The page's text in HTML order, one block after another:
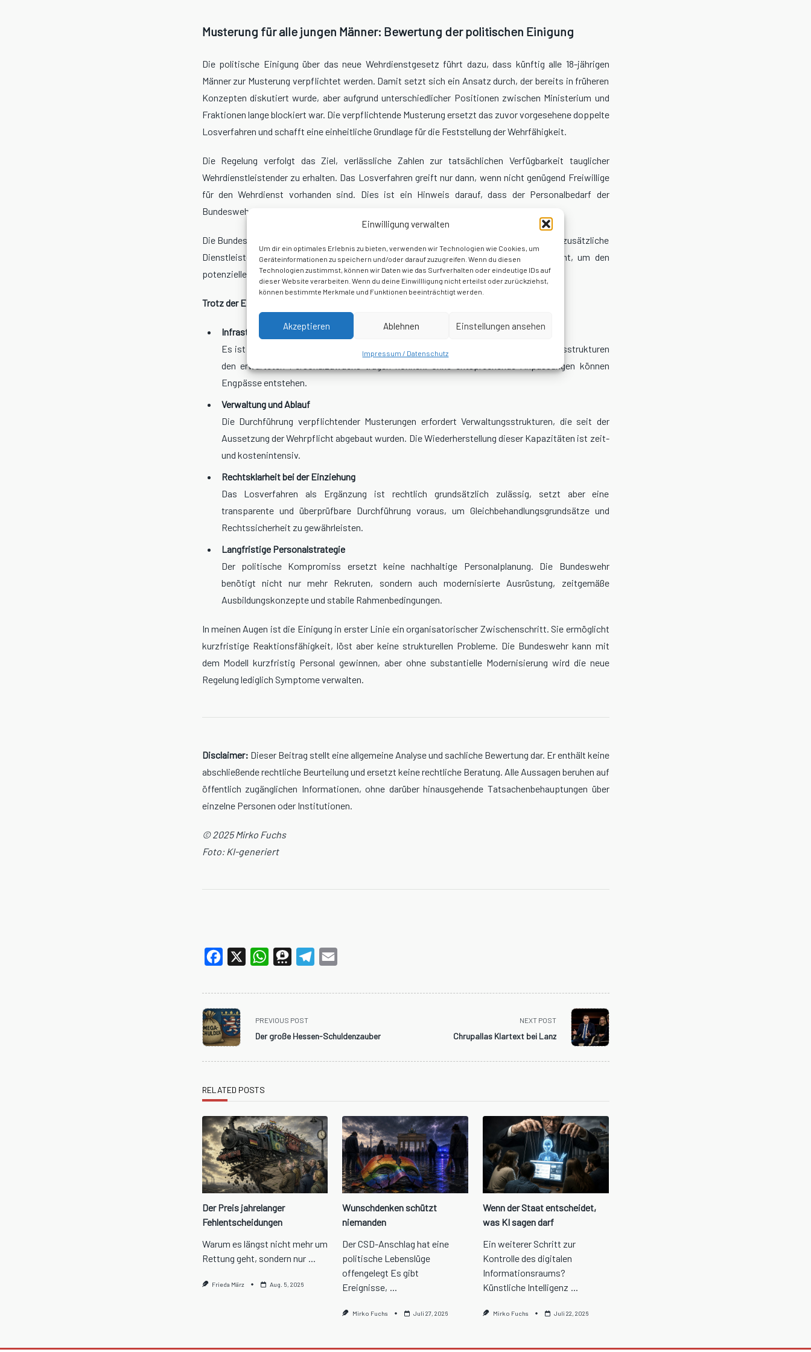
Einwilligung verwalten
Um dir ein optimales Erlebnis zu bieten, verwenden wir Technologien wie Cookies, um
Geräteinformationen zu speichern und/oder darauf zuzugreifen. Wenn du diesen
Technologien zustimmst, können wir Daten wie das Surfverhalten oder eindeutige IDs auf
dieser Website verarbeiten. Wenn du deine Einwillligung nicht erteilst oder zurückziehst,
können bestimmte Merkmale und Funktionen beeinträchtigt werden.
Akzeptieren Ablehnen Einstellungen ansehen
Impressum / Datenschutz
Musterung für alle jungen Männer: Bewertung der politischen Einigung
Die politische Einigung über das neue Wehrdienstgesetz führt dazu, dass künftig alle 18-jährigen
Männer zur Musterung verpflichtet werden. Damit setzt sich ein Ansatz durch, der bereits in früheren
Konzepten diskutiert wurde, aber aufgrund unterschiedlicher Positionen zwischen Ministerium und
Fraktionen lange blockiert war. Die verpflichtende Musterung ersetzt das zuvor vorgesehene doppelte
Losverfahren und schafft eine einheitliche Grundlage für die Feststellung der Wehrfähigkeit.
Die Regelung verfolgt das Ziel, verlässliche Zahlen zur tatsächlichen Verfügbarkeit tauglicher
Wehrdienstleistender zu erhalten. Das Losverfahren greift nur dann, wenn nicht genügend Freiwillige
für den Wehrdienst vorhanden sind. Dies ist ein Hinweis darauf, dass der Personalbedarf der
Bundeswehr voraussichtlich nicht vollständig durch freiwillige Meldungen gedeckt wird.
Die Bundeswehr plant laut Aussagen aus dem politischen Raum ab 2026 mehrere tausend zusätzliche
Dienstleistende pro Jahr ein. Die verpflichtende Musterung dient daher als Instrument, um den
potenziellen Personalpool insgesamt auszuleuchten und handlungsfähig zu bleiben.
Trotz der Einigung bleiben zentrale Fragen ungeklärt:
Infrastruktur und Kapazitäten
Es ist nicht klar, in welchem Umfang Kasernen, Ausbildereinheiten und Organisationsstrukturen
den erwarteten Personalzuwachs tragen können. Ohne entsprechende Anpassungen können
Engpässe entstehen.
Verwaltung und Ablauf
Die Durchführung verpflichtender Musterungen erfordert Verwaltungsstrukturen, die seit der
Aussetzung der Wehrpflicht abgebaut wurden. Die Wiederherstellung dieser Kapazitäten ist zeit-
und kostenintensiv.
Rechtsklarheit bei der Einziehung
Das Losverfahren als Ergänzung ist rechtlich grundsätzlich zulässig, setzt aber eine
transparente und überprüfbare Durchführung voraus, um Gleichbehandlungsgrundsätze und
Rechtssicherheit zu gewährleisten.
Langfristige Personalstrategie
Der politische Kompromiss ersetzt keine nachhaltige Personalplanung. Die Bundeswehr
benötigt nicht nur mehr Rekruten, sondern auch modernisierte Ausrüstung, zeitgemäße
Ausbildungskonzepte und stabile Rahmenbedingungen.
In meinen Augen ist die Einigung in erster Linie ein organisatorischer Zwischenschritt. Sie ermöglicht
kurzfristige Reaktionsfähigkeit, löst aber keine strukturellen Probleme. Die Bundeswehr kann mit
dem Modell kurzfristig Personal gewinnen, aber ohne substantielle Modernisierung wird die neue
Regelung lediglich Symptome verwalten.
Disclaimer: Dieser Beitrag stellt eine allgemeine Analyse und sachliche Bewertung dar. Er enthält keine
abschließende rechtliche Beurteilung und ersetzt keine rechtliche Beratung. Alle Aussagen beruhen auf
öffentlich zugänglichen Informationen, ohne darüber hinausgehende Tatsachenbehauptungen über
einzelne Personen oder Institutionen.
© 2025 Mirko Fuchs
Foto: KI-generiert
Facebook WhatsAppThreemaTelegram
<span
class="nav-
subtitle
text">Page</span>
PREVIOUS POST
Der große Hessen-Schuldenzauber
NEXT POST
Chrupallas Klartext bei Lanz
RELATED POSTS
Der Preis jahrelanger
Fehlentscheidungen
Warum es längst nicht mehr um
Rettung geht, sondern nur
Frieda März Aug. 5, 2026
Wunschdenken schützt
niemanden
Der CSD-Anschlag hat eine
politische Lebenslüge
offengelegt Es gibt
Ereignisse,
Mirko Fuchs Juli 27, 2026
Wenn der Staat entscheidet,
was KI sagen darf
Ein weiterer Schritt zur
Kontrolle des digitalen
Informationsraums?
Künstliche Intelligenz
Mirko Fuchs Juli 22, 2026